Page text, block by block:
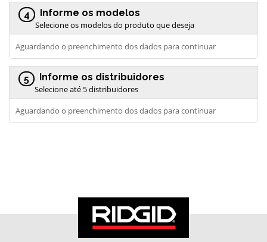
4 Informe os modelos
Selecione os modelos do produto que deseja
Aguardando o preenchimento dos dados para continuar
5 Informe os distribuidores
Selecione até 5 distribuidores
Aguardando o preenchimento dos dados para continuar